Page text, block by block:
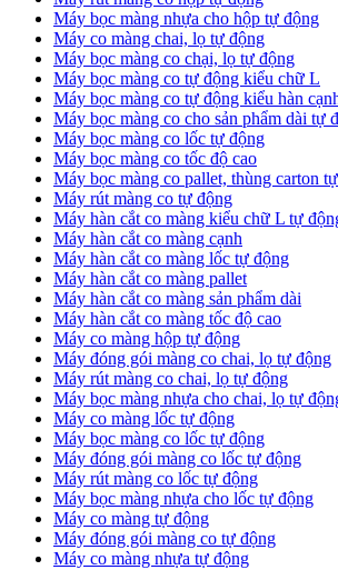
Máy bọc màng nhựa cho hộp tự động
Máy co màng chai, lọ tự động
Máy bọc màng co chại, lọ tự động
Máy bọc màng co tự động kiểu chữ L
Máy bọc màng co tự động kiểu hàn
Máy bọc màng co cho sản phẩm dài tự
Máy bọc màng co lốc tự động
​Máy bọc màng co tốc độ cao
Máy bọc màng co pallet, thùng carton
​Máy rút màng co tự động
​Máy hàn cắt co màng kiểu chữ L tự
​Máy hàn cắt co màng cạnh
​Máy hàn cắt co màng lốc tự động
​Máy hàn cắt co màng pallet
​Máy hàn cắt co màng sản phẩm dài
​Máy hàn cắt co màng tốc độ cao
Máy co màng hộp tự động
Máy đóng gói màng co chai, lọ tự động
Máy rút màng co chai, lọ tự động
Máy bọc màng nhựa cho chai, lọ tự
Máy co màng lốc tự động
Máy bọc màng co lốc tự động
Máy đóng gói màng co lốc tự động
Máy rút màng co lốc tự động
Máy bọc màng nhựa cho lốc tự động
Máy co màng tự động
Máy đóng gói màng co tự động
Máy co màng nhựa tự động